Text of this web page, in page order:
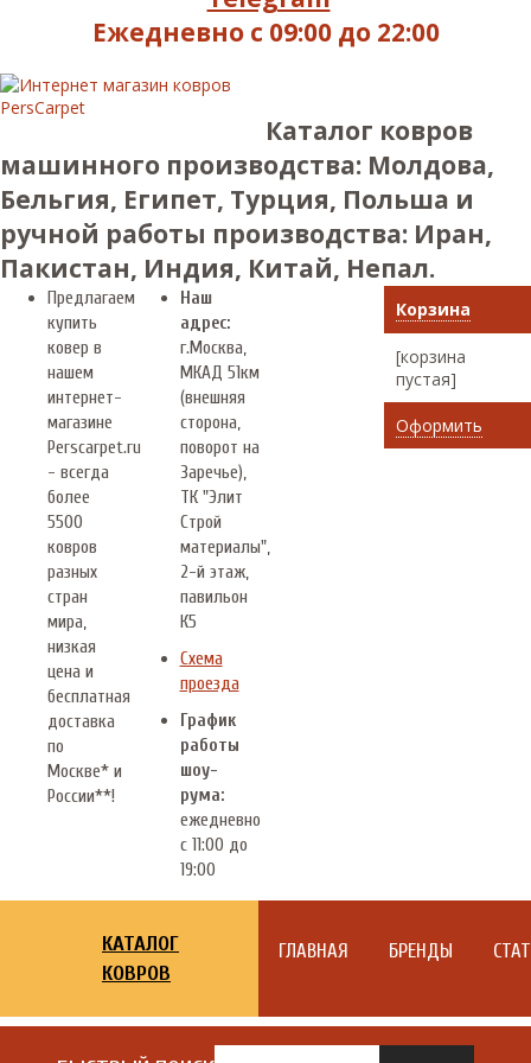
Ежедневно с 09:00 до 22:00
Каталог ковров
машинного производства: Молдова,
Бельгия, Египет, Турция, Польша и
ручной работы производства: Иран,
Пакистан, Индия, Китай, Непал.
Предлагаем
купить
ковер в
нашем
интернет-
магазине
Perscarpet.ru
- всегда
более
5500
ковров
разных
стран
мира,
низкая
цена и
бесплатная
доставка
по
Москве* и
России**!
Наш
адрес:
г.Москва
МКАД 51км
(внешняя
сторона,
поворот на
Заречье),
ТК "Элит
Строй
материалы",
2-й этаж,
павильон
К5
Схема
проезда
График
работы
шоу-
рума:
ежедневно
с 11:00 до
19:00
Корзина
[корзина
пустая]
Оформить
КАТАЛОГ
КОВРОВ
ГЛАВНАЯ БРЕНДЫ